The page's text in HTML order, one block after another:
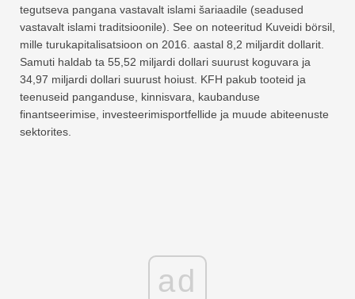
tegutseva pangana vastavalt islami šariaadile (seadused
vastavalt islami traditsioonile). See on noteeritud Kuveidi börsil,
mille turukapitalisatsioon on 2016. aastal 8,2 miljardit dollarit.
Samuti haldab ta 55,52 miljardi dollari suurust koguvara ja
34,97 miljardi dollari suurust hoiust. KFH pakub tooteid ja
teenuseid panganduse, kinnisvara, kaubanduse
finantseerimise, investeerimisportfellide ja muude abiteenuste
sektorites.
ad